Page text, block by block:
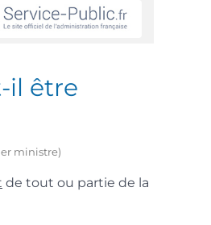
il être
ministre)
de tout ou partie de la